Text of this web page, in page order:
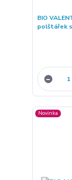
BIO
polštářek
Novinka